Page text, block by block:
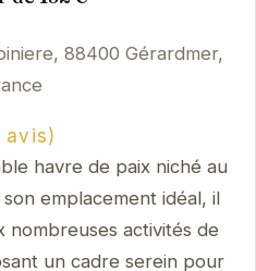
88400 Gérardmer,
avis)
havre de paix niché au
emplacement idéal, il
nombreuses activités de
un cadre serein pour